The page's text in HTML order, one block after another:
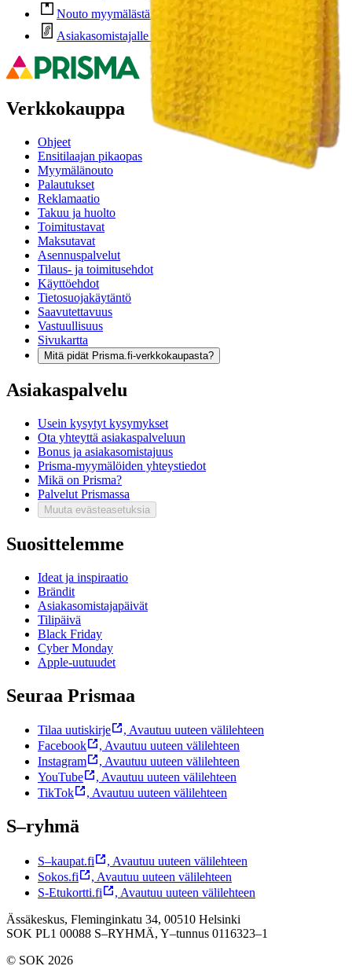
Nouto myymälästä ilman toimituskuluja.
Asiakasomistajalle Bonusta jopa 5 %.*
Verkkokauppa
Ohjeet
Ensitilaajan pikaopas
Myymälänouto
Palautukset
Reklamaatio
Takuu ja huolto
Toimitustavat
Maksutavat
Asennuspalvelut
Tilaus- ja toimitusehdot
Käyttöehdot
Tietosuojakäytäntö
Saavutettavuus
Vastuullisuus
Sivukartta
Mitä pidät Prisma.fi-verkkokaupasta?
Asiakaspalvelu
Usein kysytyt kysymykset
Ota yhteyttä asiakaspalveluun
Bonus ja asiakasomistajuus
Prisma-myymälöiden yhteystiedot
Mikä on Prisma?
Palvelut Prismassa
Muuta evästeasetuksia
Suosittelemme
Ideat ja inspiraatio
Brändit
Asiakasomistajapäivät
Tilipäivä
Black Friday
Cyber Monday
Apple-uutuudet
Seuraa Prismaa
Tilaa uutiskirje , Avautuu uuteen välilehteen
Facebook
, Avautuu uuteen välilehteen
Instagram
, Avautuu uuteen välilehteen
YouTube
, Avautuu uuteen välilehteen
TikTok
, Avautuu uuteen välilehteen
S–ryhmä
S–kaupat.fi , Avautuu uuteen välilehteen
Sokos.fi
, Avautuu uuteen välilehteen
S-Etukortti.fi
, Avautuu uuteen välilehteen
Ässäkeskus, Fleminginkatu 34, 00510 Helsinki
SOK PL1 00088 S–RYHMÄ, Y–tunnus 0116323–1
© SOK 2026